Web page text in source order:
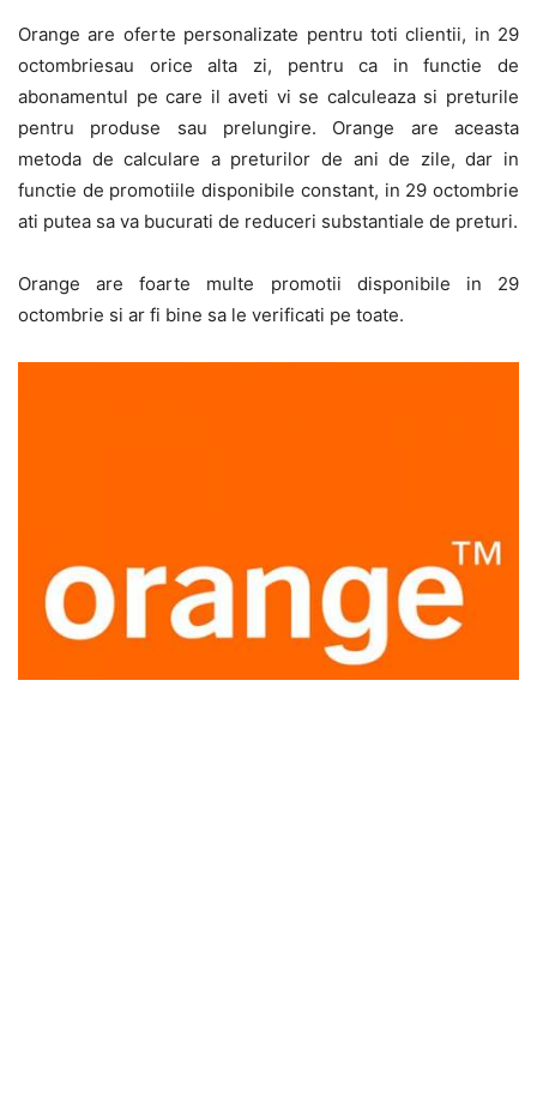
Orange are oferte personalizate pentru toti clientii, in 29
octombriesau orice alta zi, pentru ca in functie de
abonamentul pe care il aveti vi se calculeaza si preturile
pentru produse sau prelungire. Orange are aceasta
metoda de calculare a preturilor de ani de zile, dar in
functie de promotiile disponibile constant, in 29 octombrie
ati putea sa va bucurati de reduceri substantiale de preturi.
Orange are foarte multe promotii disponibile in 29
octombrie si ar fi bine sa le verificati pe toate.